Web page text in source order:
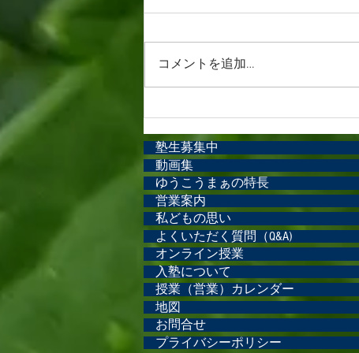
4月も半ばになり、寒さもかなり
様からうれしい報告をいただきま
した！ 手帳の更新で受けたテス
ト（児童相談所）で、名前や住所
から3年間通い続けてくれていま
す。...
コメントを追加…
塾生募集中
動画集
ゆうこうまぁの特長
営業案内
私どもの思い
よくいただく質問（Q&A)
オンライン授業
入塾について
授業（営業）カレンダー
地図
お問合せ
プライバシーポリシー